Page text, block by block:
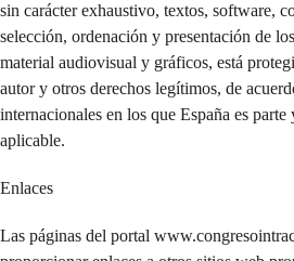
sin carácter exhaustivo, textos, software,
selección, ordenación y presentación de
material audiovisual y gráficos, está
autor y otros derechos legítimos, de
internacionales en los que España es parte
aplicable.
Enlaces
Las páginas del portal